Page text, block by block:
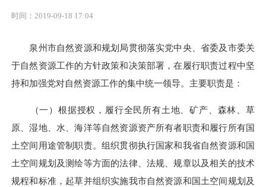
时间：2019-09-18 17:04
泉州市自然资源和规划局贯彻落实党中央、省委及市委关
于自然资源工作的方针政策和决策部署，在履行职责过程中坚
持和加强党对自然资源工作的集中统一领导。主要职责是：
（一）根据授权，履行全民所有土地、矿产、森林、草
原、湿地、水、海洋等自然资源资产所有者职责和履行所有国
土空间用途管制职责。组织贯彻执行国家和我省自然资源和国
土空间规划及测绘等方面的法律、法规、规章以及相关的技术
规程和标准，起草并组织实施我市自然资源和国土空间规划及